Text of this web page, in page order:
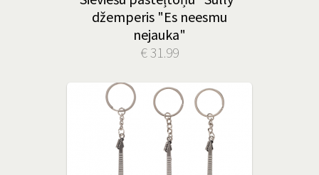
džemperis "Es neesmu
nejauka"
€ 31.99